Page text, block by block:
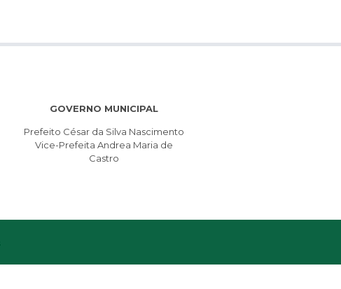
GOVERNO MUNICIPAL
Prefeito César da Silva Nascimento
Vice-Prefeita Andrea Maria de
Castro